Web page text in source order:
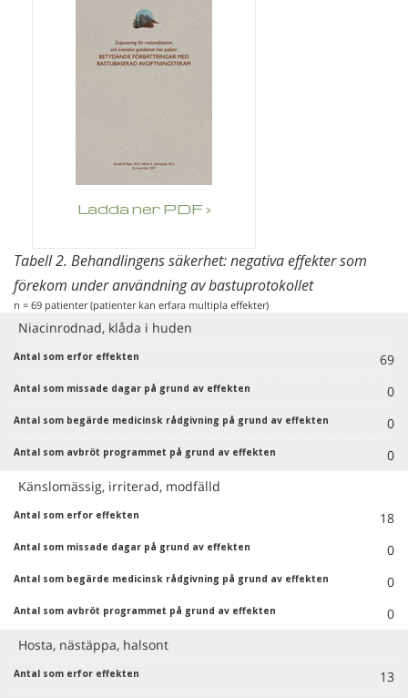
Ladda ner PDF ›
Tabell 2. Behandlingens säkerhet: negativa effekter som
förekom under användning av bastuprotokollet
n = 69 patienter (patienter kan erfara multipla effekter)
Niacinrodnad, klåda i huden
69
0
0
0
Känslomässig, irriterad, modfälld
18
0
0
0
Hosta, nästäppa, halsont
13